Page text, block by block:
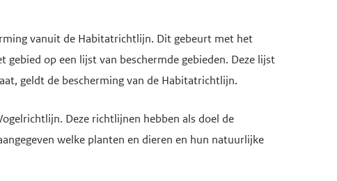
vanuit de Habitatrichtlijn. Dit gebeurt met het
gebied op een lijst van beschermde gebieden. Deze lijst
geldt de bescherming van de Habitatrichtlijn.
Deze richtlijnen hebben als doel de
welke planten en dieren en hun natuurlijke